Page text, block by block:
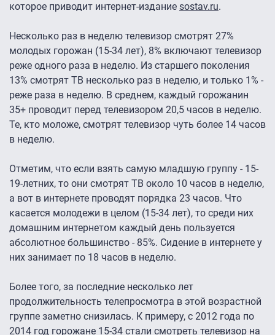
которое приводит интернет-издание sostav.ru.
Несколько раз в неделю телевизор смотрят 27%
молодых горожан (15-34 лет), 8% включают телевизор
реже одного раза в неделю. Из старшего поколения
13% смотрят ТВ несколько раз в неделю, и только 1% -
реже раза в неделю. В среднем, каждый горожанин
35+ проводит перед телевизором 20,5 часов в неделю.
Те, кто моложе, смотрят телевизор чуть более 14 часов
в неделю.
Отметим, что если взять самую младшую группу - 15-
19-летних, то они смотрят ТВ около 10 часов в неделю,
а вот в интернете проводят порядка 23 часов. Что
касается молодежи в целом (15-34 лет), то среди них
домашним интернетом каждый день пользуется
абсолютное большинство - 85%. Сидение в интернете у
них занимает по 18 часов в неделю.
Более того, за последние несколько лет
продолжительность телепросмотра в этой возрастной
группе заметно снизилась. К примеру, с 2012 года по
2014 год горожане 15-34 стали смотреть телевизор на